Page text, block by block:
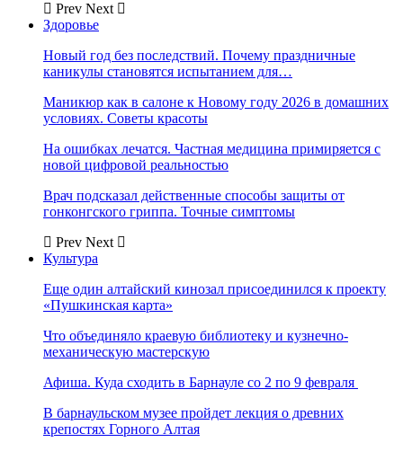
Prev Next
Здоровье
Новый год без последствий. Почему праздничные
каникулы становятся испытанием для…
Маникюр как в салоне к Новому году 2026 в домашних
условиях. Советы красоты
На ошибках лечатся. Частная медицина примиряется с
новой цифровой реальностью
Врач подсказал действенные способы защиты от
гонконгского гриппа. Точные симптомы
Prev Next
Культура
Еще один алтайский кинозал присоединился к проекту
«Пушкинская карта»
Что объединяло краевую библиотеку и кузнечно-
механическую мастерскую
Афиша. Куда сходить в Барнауле со 2 по 9 февраля
В барнаульском музее пройдет лекция о древних
крепостях Горного Алтая